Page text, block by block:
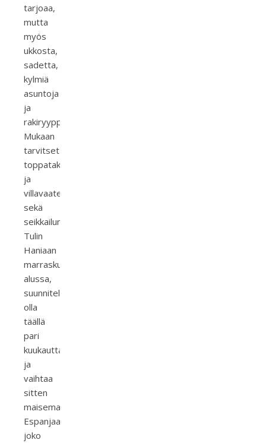
tarjoaa,
mutta
myös
ukkosta,
sadetta,
kylmiä
asuntoja
ja
rakiryyppyjä!
Mukaan
tarvitset
toppatakin
ja
villavaatetta,
sekä
seikkailumieltä!
Tulin
Haniaan
marraskuun
alussa,
suunnitelmissa
olla
täällä
pari
kuukautta
ja
vaihtaa
sitten
maisemaa
Espanjaan
joko